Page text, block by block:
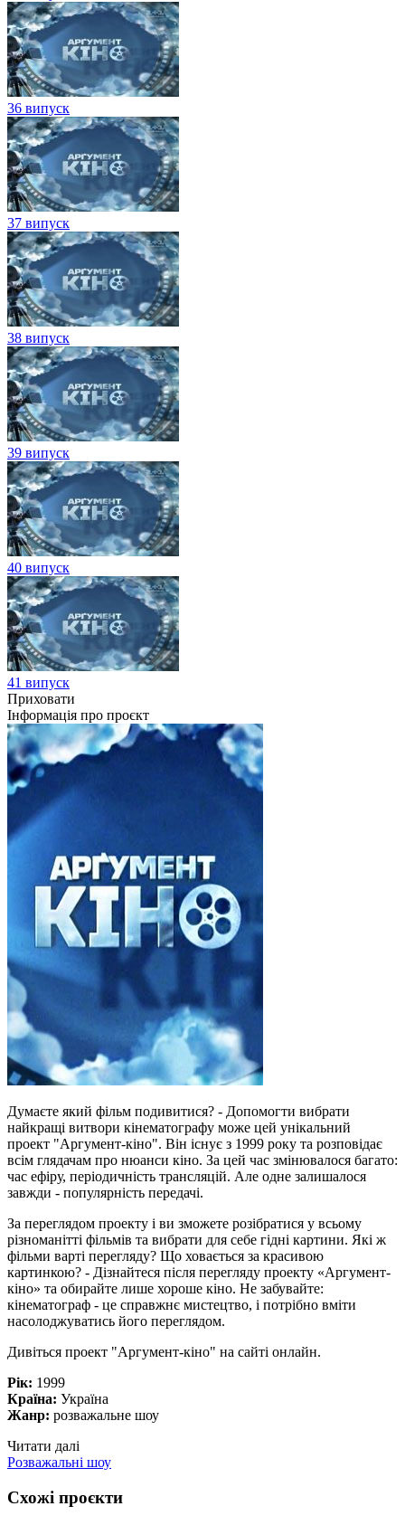
36 випуск
37 випуск
38 випуск
39 випуск
40 випуск
41 випуск
Приховати
Інформація про проєкт
Думаєте який фільм подивитися? - Допомогти вибрати
найкращі витвори кінематографу може цей унікальний
проект "Аргумент-кіно". Він існує з 1999 року та розповідає
всім глядачам про нюанси кіно. За цей час змінювалося багато:
час ефіру, періодичність трансляцій. Але одне залишалося
завжди - популярність передачі.
За переглядом проекту і ви зможете розібратися у всьому
різноманітті фільмів та вибрати для себе гідні картини. Які ж
фільми варті перегляду? Що ховається за красивою
картинкою? - Дізнайтеся після перегляду проекту «Аргумент-
кіно» та обирайте лише хороше кіно. Не забувайте:
кінематограф - це справжнє мистецтво, і потрібно вміти
насолоджуватись його переглядом.
Дивіться проект "Аргумент-кіно" на сайті онлайн.
Рік: 1999
Країна: Україна
Жанр: розважальне шоу
Читати далі
Розважальні шоу
Схожі проєкти